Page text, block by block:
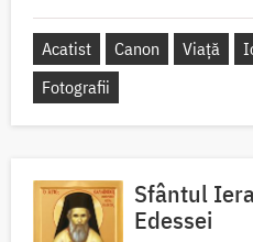
Acatist Canon Viață
Fotografii
Sfântul
Edessei